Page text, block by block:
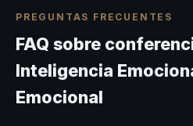
PREGUNTAS FRECUENTES
FAQ sobre
Inteligencia
Emocional